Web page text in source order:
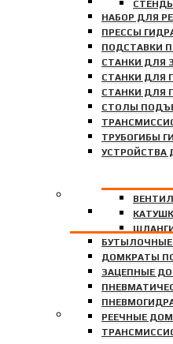
КРАНЫ
НАБОР ДЛЯ
ПРЕССЫ
ПОДСТАВКИ
СТАНКИ ДЛЯ
СТАНКИ ДЛЯ
СТАНКИ ДЛЯ
СТОЛЫ
ТРУБОГИБЫ
УСТРОЙСТВА
УПОРЫ ПОД
ДОМКРАТЫ
ДОМКРАТЫ
ЗАЦЕПНЫЕ
РЕЕЧНЫЕ
ОБОРУДОВАНИЕ